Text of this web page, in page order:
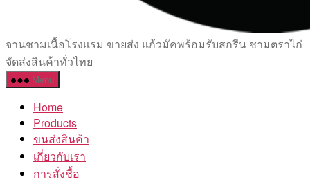
เซรามิค
ครบ
ครัน
โรงงาน
จานชามเนื้อโรงแรม ขายส่ง แก้วมัคพร้อมรับสกรีน ชามตราไก่
จัดส่งสินค้าทั่วไทย
Menu
Home
Products
ขนส่งสินค้า
เกี่ยวกับเรา
การสั่งชื้อ